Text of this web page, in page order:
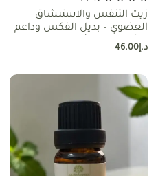
زيت التنفس والاستنشاق
العضوي – بديل الفكس وداعم
للرئتين – اروماثيرابي
د.إ46.00